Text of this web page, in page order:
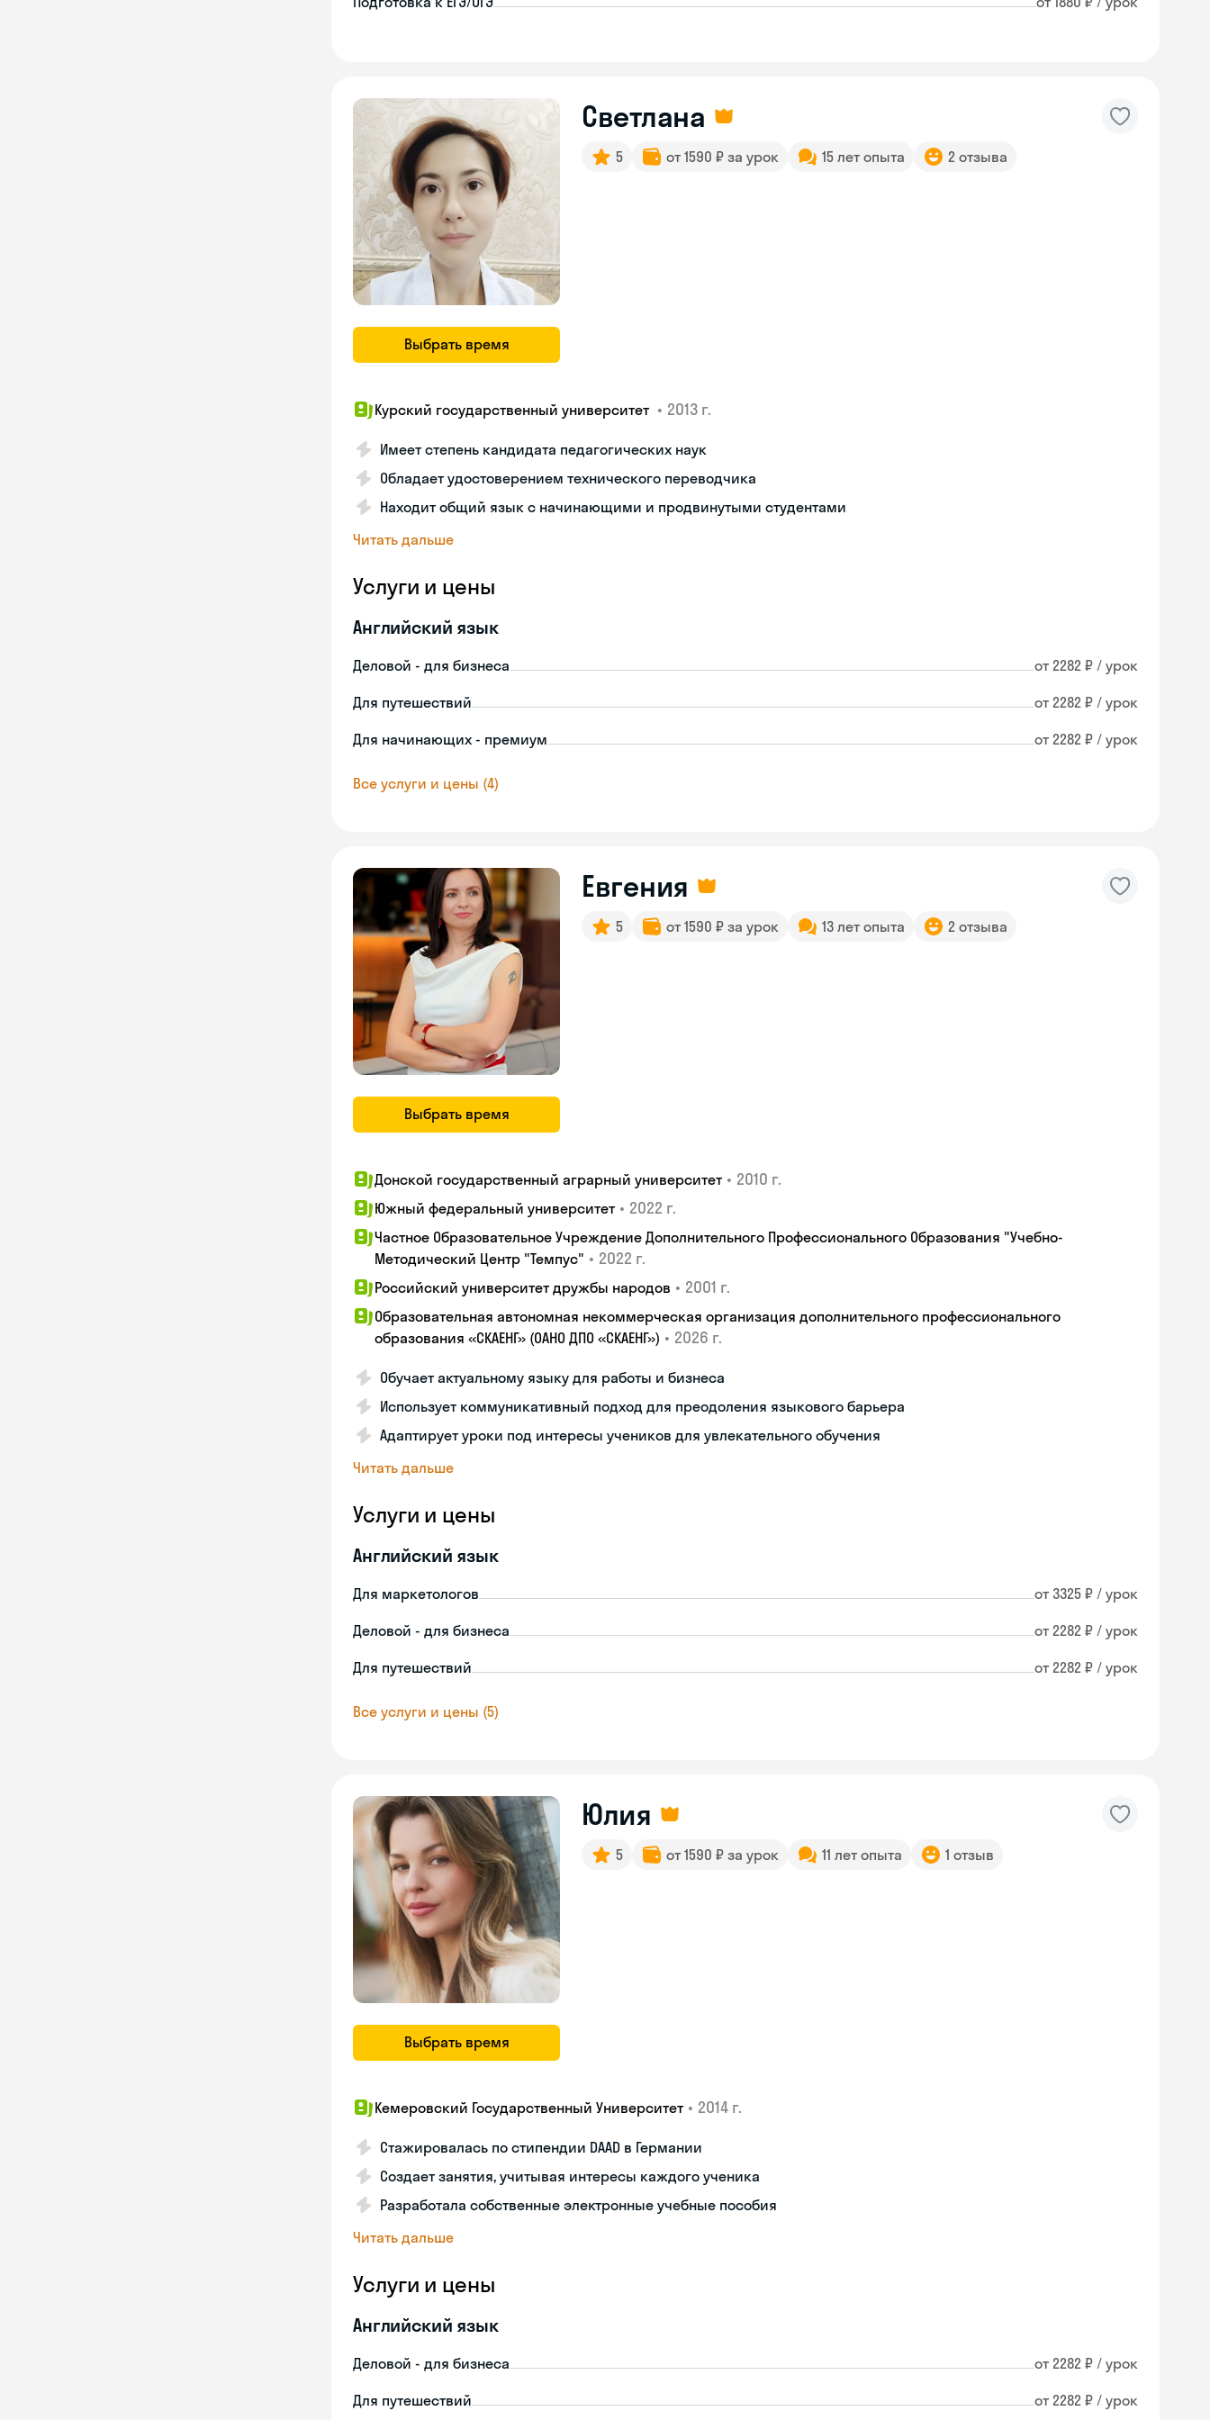
Выбрать время
Светлана
5 от 1590 ₽ за урок 15 лет опыта 2 отзыва
Курский государственный университет • 2013 г.
Имеет степень кандидата педагогических наук
Обладает удостоверением технического переводчика
Находит общий язык с начинающими и продвинутыми студентами
Читать дальше
Услуги и цены
Английский язык
Деловой - для бизнеса от 2282 ₽ / урок
Для путешествий от 2282 ₽ / урок
Для начинающих - премиум от 2282 ₽ / урок
Все услуги и цены (4)
Выбрать время
Евгения
5 от 1590 ₽ за урок 13 лет опыта 2 отзыва
Донской государственный аграрный университет • 2010 г.
Южный федеральный университет • 2022 г.
Частное Образовательное Учреждение Дополнительного Профессионального Образования "Учебно-
Методический Центр "Темпус" • 2022 г.
Российский университет дружбы народов • 2001 г.
Образовательная автономная некоммерческая организация дополнительного профессионального
образования «СКАЕНГ» (ОАНО ДПО «СКАЕНГ») • 2026 г.
Обучает актуальному языку для работы и бизнеса
Использует коммуникативный подход для преодоления языкового барьера
Адаптирует уроки под интересы учеников для увлекательного обучения
Читать дальше
Услуги и цены
Английский язык
Для маркетологов от 3325 ₽ / урок
Деловой - для бизнеса от 2282 ₽ / урок
Для путешествий от 2282 ₽ / урок
Все услуги и цены (5)
Выбрать время
Юлия
5 от 1590 ₽ за урок 11 лет опыта 1 отзыв
Кемеровский Государственный Университет • 2014 г.
Стажировалась по стипендии DAAD в Германии
Создает занятия, учитывая интересы каждого ученика
Разработала собственные электронные учебные пособия
Читать дальше
Услуги и цены
Английский язык
Деловой - для бизнеса от 2282 ₽ / урок
Для путешествий от 2282 ₽ / урок
online